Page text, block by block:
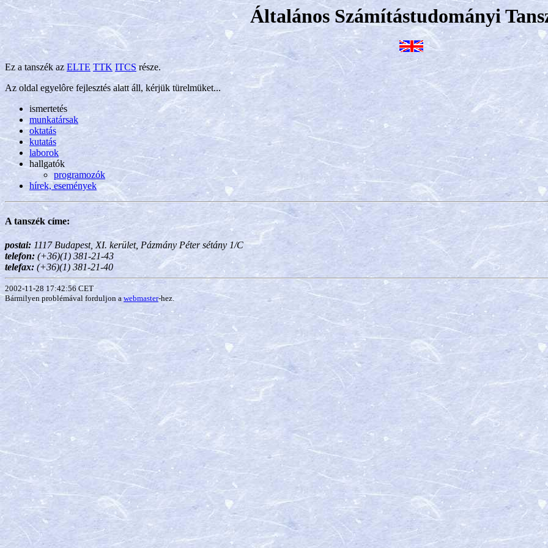
Általános Számítástudományi
Ez a tanszék az ELTE TTK ITCS része.
Az oldal egyelôre fejlesztés alatt áll, kérjük türelmüket...
ismertetés
munkatársak
oktatás
kutatás
laborok
hallgatók
programozók
hírek, események
A tanszék címe:
postai: 1117 Budapest, XI. kerület, Pázmány Péter sétány 1/C
telefon: (+36)(1) 381-21-43
telefax: (+36)(1) 381-21-40
2002-11-28 17:42:56 CET
Bármilyen problémával forduljon a webmaster-hez.